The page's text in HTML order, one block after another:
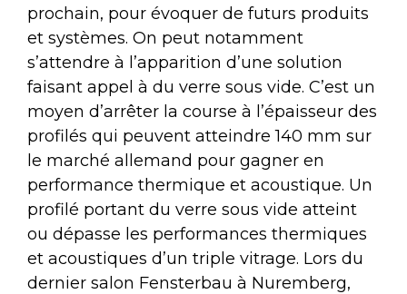
prochain, pour évoquer de futurs produits
et systèmes. On peut notamment
s’attendre à l’apparition d’une solution
faisant appel à du verre sous vide. C’est un
moyen d’arrêter la course à l’épaisseur des
profilés qui peuvent atteindre 140 mm sur
le marché allemand pour gagner en
performance thermique et acoustique. Un
profilé portant du verre sous vide atteint
ou dépasse les performances thermiques
et acoustiques d’un triple vitrage. Lors du
dernier salon Fensterbau à Nuremberg,